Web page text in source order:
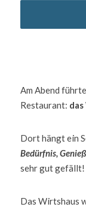
Am Abend
Restaurant:
Dort hängt ein
Bedürfnis,
sehr gut gefällt!
Das Wirtshaus